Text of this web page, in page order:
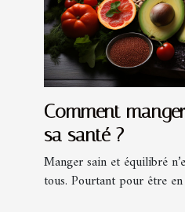
Comment
sa santé ?
Manger sain et équilibré
tous. Pourtant pour être